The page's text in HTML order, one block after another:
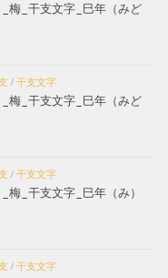
梅_干支文字_巳年（みど
/ 干支文字
梅_干支文字_巳年（みど
/ 干支文字
梅_干支文字_巳年（み）
/ 干支文字